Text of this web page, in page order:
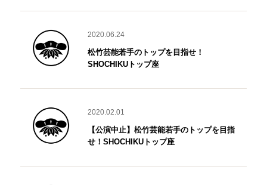
2020.06.24
松竹芸能若手のトップを目指せ！
SHOCHIKUトップ座
2020.02.01
【公演中止】松竹芸能若手のトップを目指
せ！SHOCHIKUトップ座